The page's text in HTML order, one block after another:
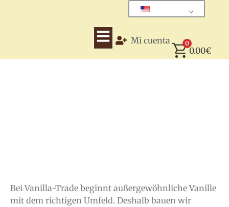
Mi cuenta 0
0.00€
Bei Vanilla-Trade beginnt außergewöhnliche Vanille
mit dem richtigen Umfeld. Deshalb bauen wir